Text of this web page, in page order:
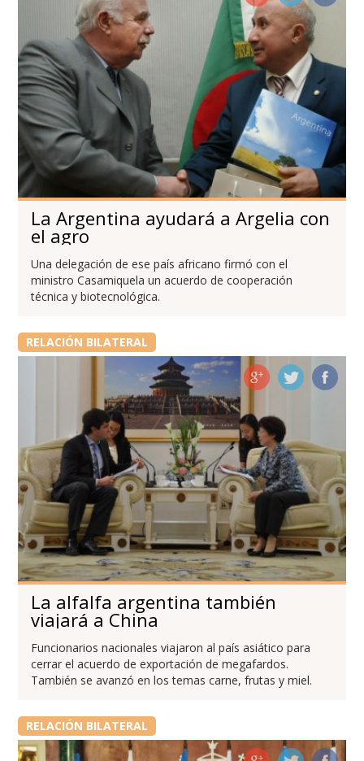
La Argentina ayudará a Argelia con
el agro
Una delegación de ese país africano firmó con el
ministro Casamiquela un acuerdo de cooperación
técnica y biotecnológica.
RELACIÓN BILATERAL
La alfalfa argentina también
viajará a China
Funcionarios nacionales viajaron al país asiático para
cerrar el acuerdo de exportación de megafardos.
También se avanzó en los temas carne, frutas y miel.
RELACIÓN BILATERAL